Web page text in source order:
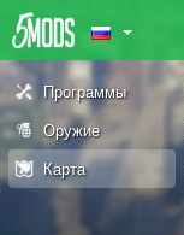
Программы
Оружие
Карта